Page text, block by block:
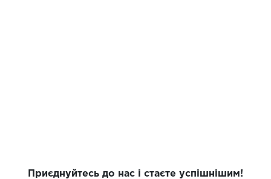
Приєднуйтесь до нас і стаєте успішнішим!